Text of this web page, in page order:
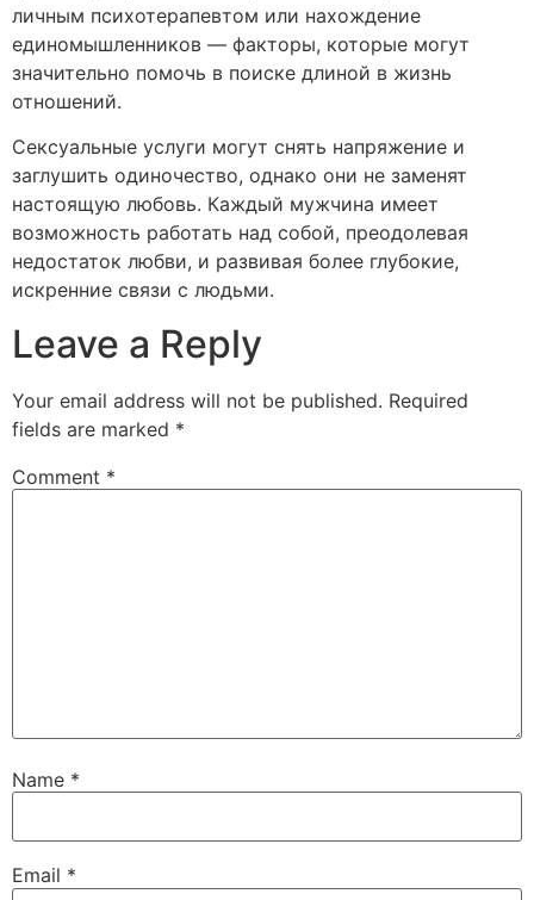
личным психотерапевтом или нахождение
единомышленников — факторы, которые могут
значительно помочь в поиске длиной в жизнь
отношений.
Сексуальные услуги могут снять напряжение и
заглушить одиночество, однако они не заменят
настоящую любовь. Каждый мужчина имеет
возможность работать над собой, преодолевая
недостаток любви, и развивая более глубокие,
искренние связи с людьми.
Leave a Reply
Your email address will not be published. Required
fields are marked *
Comment *
Name *
Email *